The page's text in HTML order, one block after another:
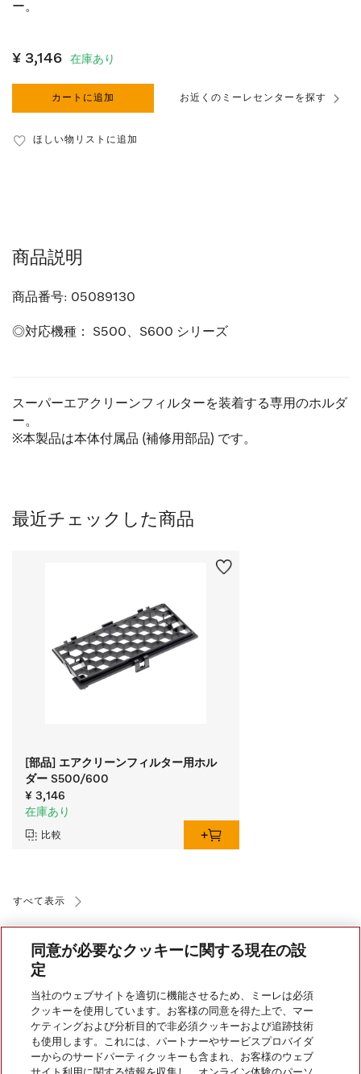
ー。
¥ 3,146 在庫あり
カートに追加 お近くのミーレセンターを探す
ほしい物リストに追加
商品説明
商品番号: 05089130
◎対応機種： S500、S600 シリーズ
スーパーエアクリーンフィルターを装着する専用のホルダ
ー。
※本製品は本体付属品 (補修用部品) です。
最近チェックした商品
[部品] エアクリーンフィルター用ホル
ダー S500/600
¥ 3,146
在庫あり
比較
すべて表示
会社案内
同意が必要なクッキーに関する現在の設
定
当社のウェブサイトを適切に機能させるため、ミーレは必須
クッキーを使用しています。お客様の同意を得た上で、マー
ケティングおよび分析目的で非必須クッキーおよび追跡技術
も使用します。これには、パートナーやサービスプロバイダ
ーからのサードパーティクッキーも含まれ、お客様のウェブ